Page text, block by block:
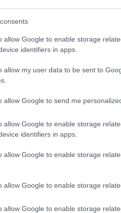
allow Google to enable storage
identifiers in apps.
allow my user data to be sent to
allow Google to send me
allow Google to enable storage
identifiers in apps.
allow Google to enable storage
allow Google to enable storage
allow Google to enable storage
Facebookkal
felújítása:webáruházból